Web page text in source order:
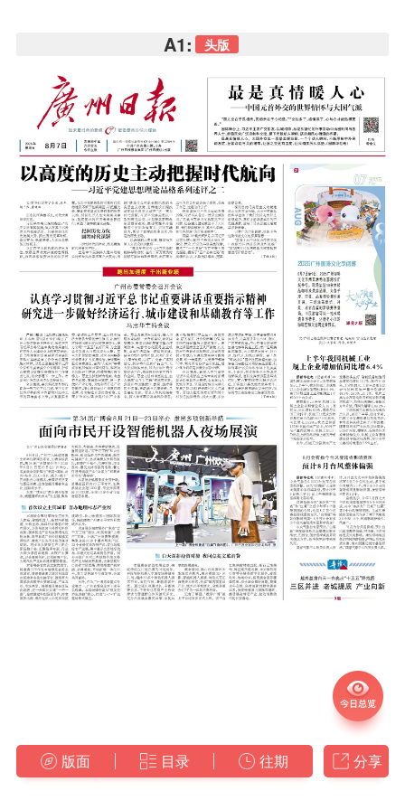
A1: 头版
版面 目录 往期 分享